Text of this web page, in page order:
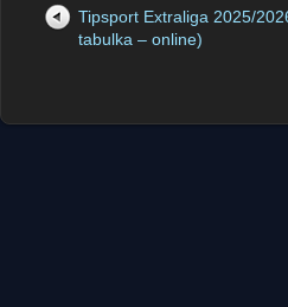
Tipsport Extraliga 2025/
tabulka – online)